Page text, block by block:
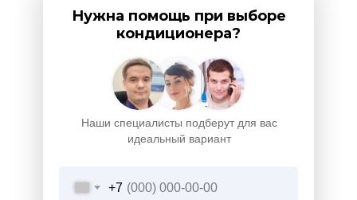
Наши специалисты подберут для вас
идеальный вариант
Нужна помощь при выборе
кондиционера?
+7